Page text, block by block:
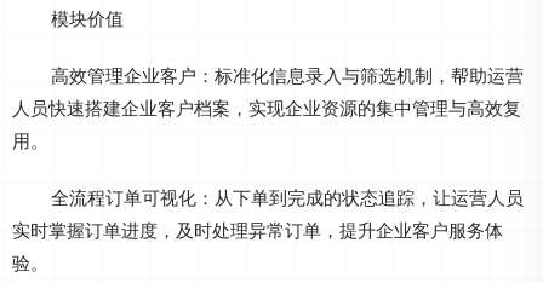
模块价值
高效管理企业客户：标准化信息录入与筛选机制，帮助运营
人员快速搭建企业客户档案，实现企业资源的集中管理与高效复
用。
全流程订单可视化：从下单到完成的状态追踪，让运营人员
实时掌握订单进度，及时处理异常订单，提升企业客户服务体
验。